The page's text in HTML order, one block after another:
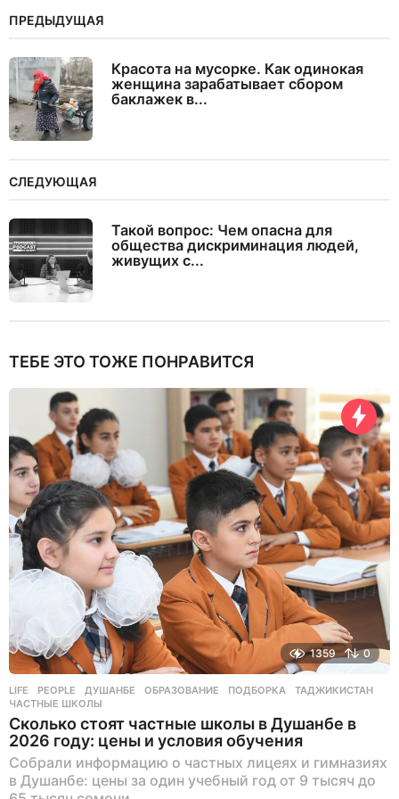
ПРЕДЫДУЩАЯ
Красота на мусорке. Как одинокая
женщина зарабатывает сбором
баклажек в...
СЛЕДУЮЩАЯ
Такой вопрос: Чем опасна для
общества дискриминация людей,
живущих с...
ТЕБЕ ЭТО ТОЖЕ ПОНРАВИТСЯ
1359 0
LIFE ,PEOPLE ДУШАНБЕ ,ОБРАЗОВАНИЕ ,ПОДБОРКА ,ТАДЖИКИСТАН
ЧАСТНЫЕ ШКОЛЫ
Сколько стоят частные школы в Душанбе в
2026 году: цены и условия обучения
Собрали информацию о частных лицеях и гимназиях
в Душанбе: цены за один учебный год от 9 тысяч до